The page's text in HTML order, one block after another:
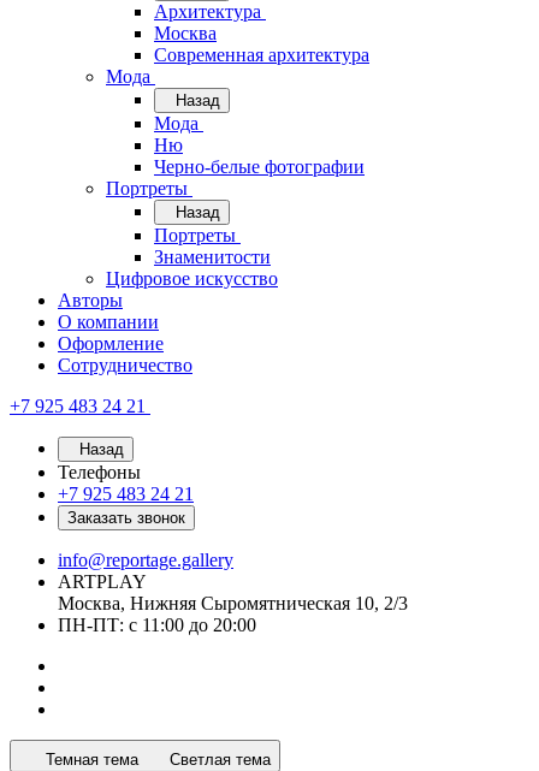
Архитектура
Москва
Современная архитектура
Мода
Назад
Мода
Ню
Черно-белые фотографии
Портреты
Назад
Портреты
Знаменитости
Цифровое искусство
Авторы
О компании
Оформление
Сотрудничество
+7 925 483 24 21
Назад
Телефоны
+7 925 483 24 21
Заказать звонок
info@reportage.gallery
ARTPLAY
Москва, Нижняя Сыромятническая 10, 2/3
ПН-ПТ: с 11:00 до 20:00
Темная тема Светлая тема